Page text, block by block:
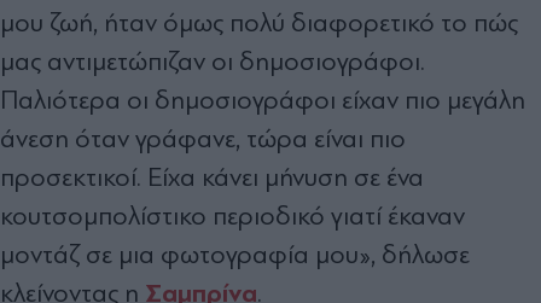
μου ζωή, ήταν όμως πολύ διαφορετικό το πώς
μας αντιμετώπιζαν οι δημοσιογράφοι.
Παλιότερα οι δημοσιογράφοι είχαν πιο μεγάλη
άνεση όταν γράφανε, τώρα είναι πιο
προσεκτικοί. Είχα κάνει μήνυση σε ένα
κουτσομπολίστικο περιοδικό γιατί έκαναν
μοντάζ σε μια φωτογραφία μου», δήλωσε
κλείνοντας η Σαμπρίνα.